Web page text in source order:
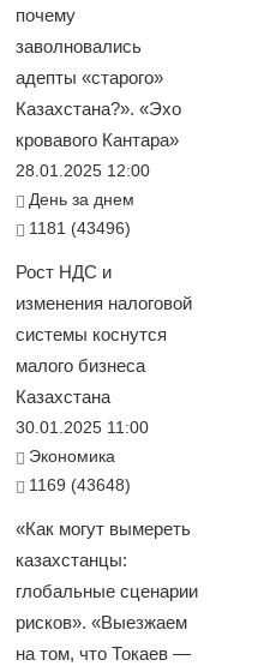
почему
заволновались
адепты «старого»
Казахстана?». «Эхо
кровавого Кантара»
28.01.2025 12:00
День за днем
1181 (43496)
Рост НДС и
изменения налоговой
системы коснутся
малого бизнеса
Казахстана
30.01.2025 11:00
Экономика
1169 (43648)
«Как могут вымереть
казахстанцы:
глобальные сценарии
рисков». «Выезжаем
на том, что Токаев —